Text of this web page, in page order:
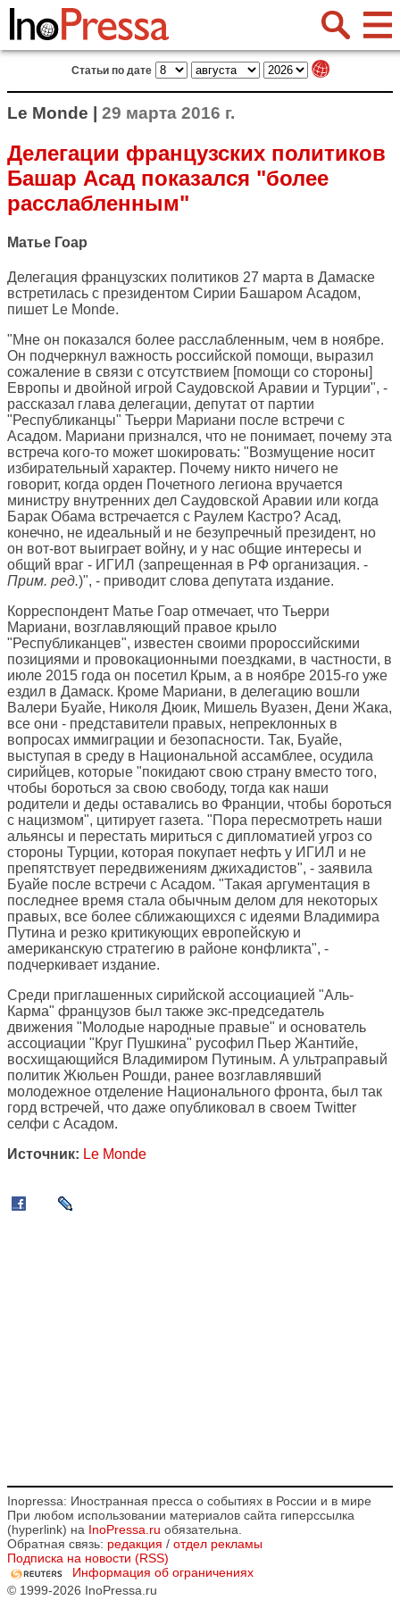
Статьи по дате
Le Monde | 29 марта 2016 г.
Делегации французских политиков
Башар Асад показался "более
расслабленным"
Матье Гоар
Делегация французских политиков 27 марта в Дамаске
встретилась с президентом Сирии Башаром Асадом,
пишет Le Monde.
"Мне он показался более расслабленным, чем в ноябре.
Он подчеркнул важность российской помощи, выразил
сожаление в связи с отсутствием [помощи со стороны]
Европы и двойной игрой Саудовской Аравии и Турции", -
рассказал глава делегации, депутат от партии
"Республиканцы" Тьерри Мариани после встречи с
Асадом. Мариани признался, что не понимает, почему эта
встреча кого-то может шокировать: "Возмущение носит
избирательный характер. Почему никто ничего не
говорит, когда орден Почетного легиона вручается
министру внутренних дел Саудовской Аравии или когда
Барак Обама встречается с Раулем Кастро? Асад,
конечно, не идеальный и не безупречный президент, но
он вот-вот выиграет войну, и у нас общие интересы и
общий враг - ИГИЛ (запрещенная в РФ организация. -
Прим. ред.)", - приводит слова депутата издание.
Корреспондент Матье Гоар отмечает, что Тьерри
Мариани, возглавляющий правое крыло
"Республиканцев", известен своими пророссийскими
позициями и провокационными поездками, в частности, в
июле 2015 года он посетил Крым, а в ноябре 2015-го уже
ездил в Дамаск. Кроме Мариани, в делегацию вошли
Валери Буайе, Николя Дюик, Мишель Вуазен, Дени Жака,
все они - представители правых, непреклонных в
вопросах иммиграции и безопасности. Так, Буайе,
выступая в среду в Национальной ассамблее, осудила
сирийцев, которые "покидают свою страну вместо того,
чтобы бороться за свою свободу, тогда как наши
родители и деды оставались во Франции, чтобы бороться
с нацизмом", цитирует газета. "Пора пересмотреть наши
альянсы и перестать мириться с дипломатией угроз со
стороны Турции, которая покупает нефть у ИГИЛ и не
препятствует передвижениям джихадистов", - заявила
Буайе после встречи с Асадом. "Такая аргументация в
последнее время стала обычным делом для некоторых
правых, все более сближающихся с идеями Владимира
Путина и резко критикующих европейскую и
американскую стратегию в районе конфликта", -
подчеркивает издание.
Среди приглашенных сирийской ассоциацией "Аль-
Карма" французов был также экс-председатель
движения "Молодые народные правые" и основатель
ассоциации "Круг Пушкина" русофил Пьер Жантийе,
восхищающийся Владимиром Путиным. А ультраправый
политик Жюльен Рошди, ранее возглавлявший
молодежное отделение Национального фронта, был так
горд встречей, что даже опубликовал в своем Twitter
селфи с Асадом.
Источник: Le Monde
Inopressa: Иностранная пресса о событиях в России и в мире
При любом использовании материалов сайта гиперссылка
(hyperlink) на InoPressa.ru обязательна.
Обратная связь: редакция / отдел рекламы
Подписка на новости (RSS)
Информация об ограничениях
© 1999-2026 InoPressa.ru